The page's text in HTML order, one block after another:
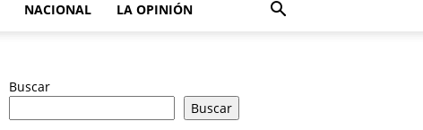
NACIONAL LA OPINIÓN
Buscar
Buscar